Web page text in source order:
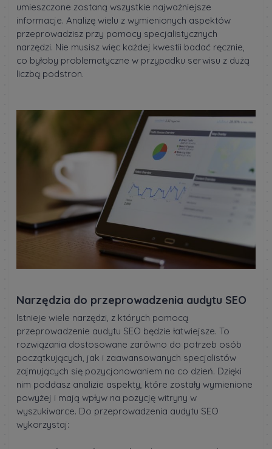
umieszczone zostaną wszystkie najważniejsze
informacje. Analizę wielu z wymienionych aspektów
przeprowadzisz przy pomocy specjalistycznych
narzędzi. Nie musisz więc każdej kwestii badać ręcznie,
co byłoby problematyczne w przypadku serwisu z dużą
liczbą podstron.
Narzędzia do przeprowadzenia audytu SEO
Istnieje wiele narzędzi, z których pomocą
przeprowadzenie audytu SEO będzie łatwiejsze. To
rozwiązania dostosowane zarówno do potrzeb osób
początkujących, jak i zaawansowanych specjalistów
zajmujących się pozycjonowaniem na co dzień. Dzięki
nim poddasz analizie aspekty, które zostały wymienione
powyżej i mają wpływ na pozycję witryny w
wyszukiwarce. Do przeprowadzenia audytu SEO
wykorzystaj: